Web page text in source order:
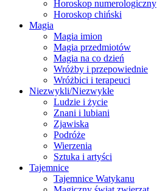
Horoskop numerologiczny
Horoskop chiński
Magia
Magia imion
Magia przedmiotów
Magia na co dzień
Wróżby i przepowiednie
Wróżbici i terapeuci
Niezwykli/Niezwykłe
Ludzie i życie
Znani i lubiani
Zjawiska
Podróże
Wierzenia
Sztuka i artyści
Tajemnice
Tajemnice Watykanu